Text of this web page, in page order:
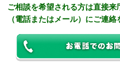
ご相談を希望される方は直接
（電話またはメール）にご連絡